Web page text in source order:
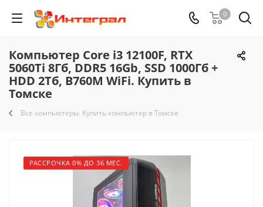
0
Компьютер Core i3 12100F, RTX
5060Ti 8Гб, DDR5 16Gb, SSD 1000Гб +
HDD 2Тб, B760M WiFi. Купить в
Томске
Все компьютеры. Купить компьютер в Томске
РАССРОЧКА 0% ДО 36 МЕС.